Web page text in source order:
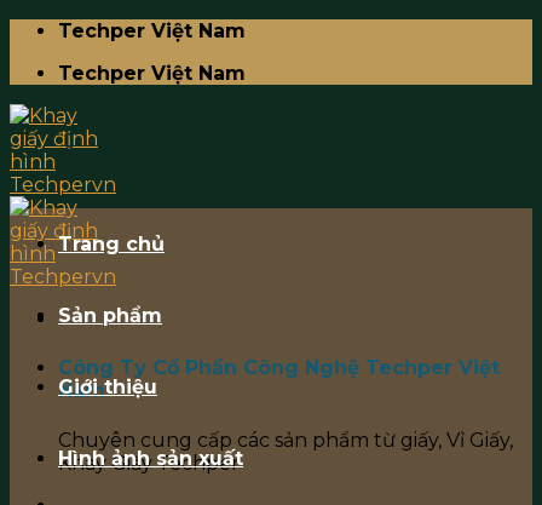
Skip
content
Techper Việt Nam
Techper Việt Nam
Công Ty Cổ Phần Công Nghệ Techper Việt
Nam
Chuyên cung cấp các sản phẩm từ giấy, Vỉ Giấy,
Khay Giấy Techper
Trang chủ
Sản phẩm
Giới thiệu
Hình ảnh sản xuất